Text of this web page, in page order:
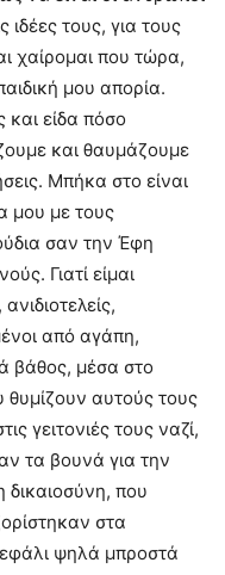
ιδέες τους, για τους
χαίρομαι που τώρα,
μου απορία.
και είδα πόσο
και θαυμάζουμε
Μπήκα στο είναι
μου με τους
σαν την Έφη
Γιατί είμαι
από αγάπη,
βάθος, μέσα στο
θυμίζουν αυτούς τους
γειτονιές τους ναζί,
τα βουνά για την
δικαιοσύνη, που
στα
ψηλά μπροστά